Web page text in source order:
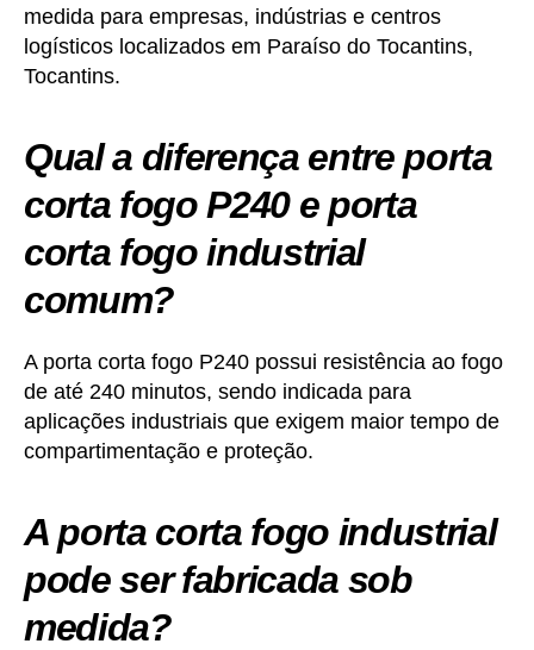
medida para empresas, indústrias e centros
logísticos localizados em Paraíso do Tocantins,
Tocantins.
Qual a diferença entre porta
corta fogo P240 e porta
corta fogo industrial
comum?
A porta corta fogo P240 possui resistência ao fogo
de até 240 minutos, sendo indicada para
aplicações industriais que exigem maior tempo de
compartimentação e proteção.
A porta corta fogo industrial
pode ser fabricada sob
medida?